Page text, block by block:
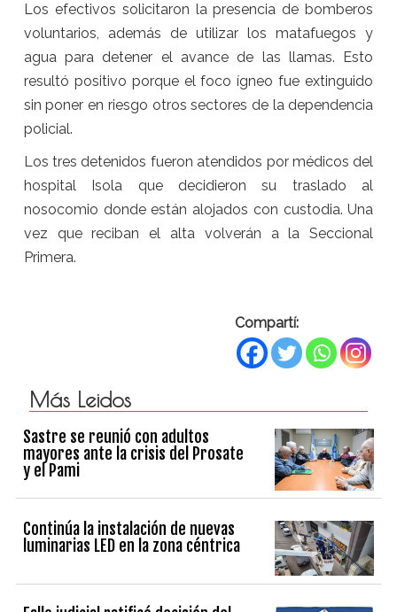
Los efectivos solicitaron la presencia de bomberos
voluntarios, además de utilizar los matafuegos y
agua para detener el avance de las llamas. Esto
resultó positivo porque el foco ígneo fue extinguido
sin poner en riesgo otros sectores de la dependencia
policial.
Los tres detenidos fueron atendidos por médicos del
hospital Isola que decidieron su traslado al
nosocomio donde están alojados con custodia. Una
vez que reciban el alta volverán a la Seccional
Primera.
Compartí:
Más Leidos
Sastre se reunió con adultos
mayores ante la crisis del Prosate
y el Pami
Continúa la instalación de nuevas
luminarias LED en la zona céntrica